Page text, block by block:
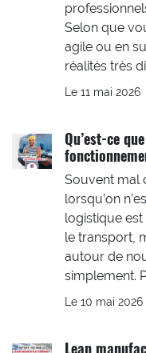
Selon que
agile ou en
réalités très
Le 11 mai 2026
Qu’est-ce
Souvent mal
lorsqu’on
logistique
le transport,
autour de
simplement.
Le 10 mai 2026
Lean